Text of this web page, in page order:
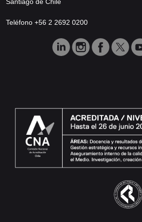
Teléfono +56 2 2692 0200